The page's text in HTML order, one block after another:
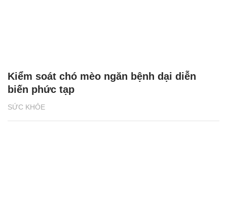
SỨC KHỎE
Kiểm soát chó mèo ngăn bệnh dại diễn
biến phức tạp